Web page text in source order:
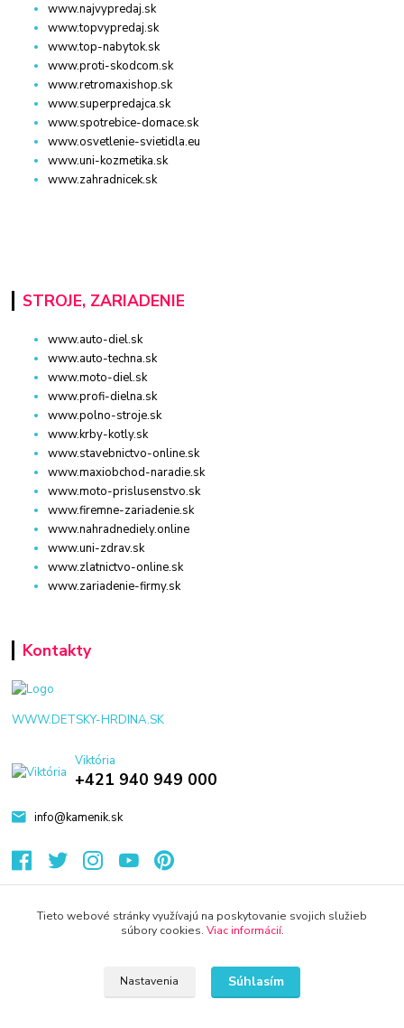
www.najvypredaj.sk
www.topvypredaj.sk
www.top-nabytok.sk
www.proti-skodcom.sk
www.retromaxishop.sk
www.superpredajca.sk
www.spotrebice-domace.sk
www.osvetlenie-svietidla.eu
www.uni-kozmetika.sk
www.zahradnicek.sk
STROJE, ZARIADENIE
www.auto-diel.sk
www.auto-techna.sk
www.moto-diel.sk
www.profi-dielna.sk
www.polno-stroje.sk
www.krby-kotly.sk
www.stavebnictvo-online.sk
www.maxiobchod-naradie.sk
www.moto-prislusenstvo.sk
www.firemne-zariadenie.sk
www.nahradnediely.online
www.uni-zdrav.sk
www.zlatnictvo-online.sk
www.zariadenie-firmy.sk
Kontakty
WWW.DETSKY-HRDINA.SK
Viktória
+421 940 949 000
info@kamenik.sk
Eshop-rychlo.sk
Tieto webové stránky využívajú na poskytovanie svojich služieb
súbory cookies. Viac informácií.
Nastavenia Súhlasím